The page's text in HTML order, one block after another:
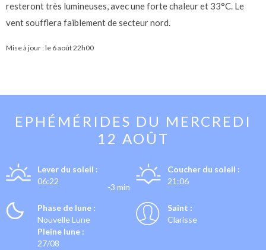
resteront très lumineuses, avec une forte chaleur et 33°C. Le
vent soufflera faiblement de secteur nord.
Mise à jour : le 6 août 22h00
EPHÉMÉRIDES DU MERCREDI
12 AOÛT
Lever du soleil :
06:22
-3 min
Coucher du soleil :
21:06
Phase de lune :
Nouvelle Lune
Pleine lune :
27/08
Saint :
Clarisse